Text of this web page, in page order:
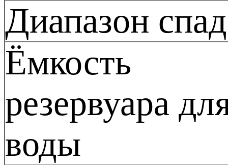
Диапазон
Ёмкость
резервуара
воды